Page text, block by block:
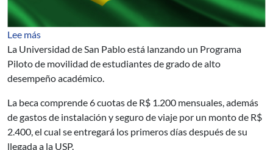
Lee más
La Universidad de San Pablo está lanzando un Programa
Piloto de movilidad de estudiantes de grado de alto
desempeño académico.
La beca comprende 6 cuotas de R$ 1.200 mensuales, además
de gastos de instalación y seguro de viaje por un monto de R$
2.400, el cual se entregará los primeros días después de su
llegada a la USP.